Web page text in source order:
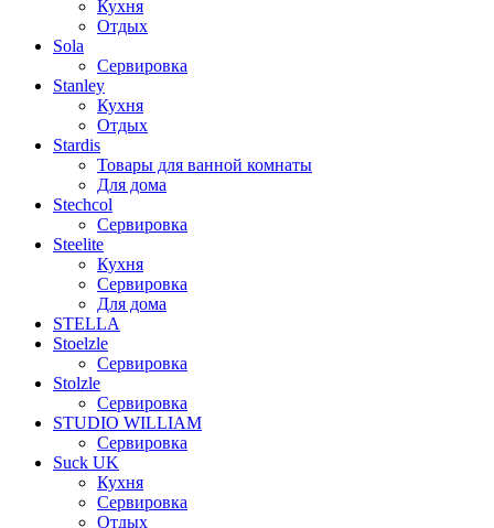
Кухня
Отдых
Sola
Сервировка
Stanley
Кухня
Отдых
Stardis
Товары для ванной комнаты
Для дома
Stechcol
Сервировка
Steelite
Кухня
Сервировка
Для дома
STELLA
Stoelzle
Сервировка
Stolzle
Сервировка
STUDIO WILLIAM
Сервировка
Suck UK
Кухня
Сервировка
Отдых